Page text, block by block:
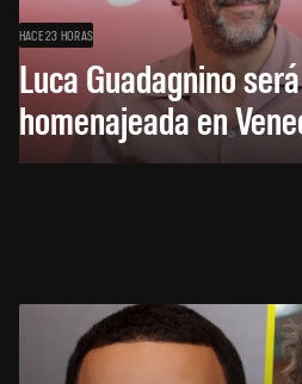
HACE 23 HORAS
Luca Guadagnino
homenajeada en